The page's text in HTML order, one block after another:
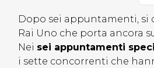
Dopo sei appuntamenti, si
Rai Uno che porta ancora
Nei sei appuntamenti
i sette concorrenti che